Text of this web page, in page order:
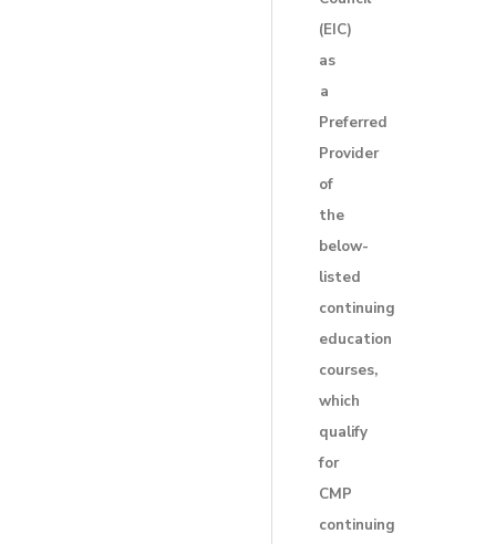
(EIC)
as
a
Preferred
Provider
of
the
below-
listed
continuing
education
courses,
which
qualify
for
CMP
continuing